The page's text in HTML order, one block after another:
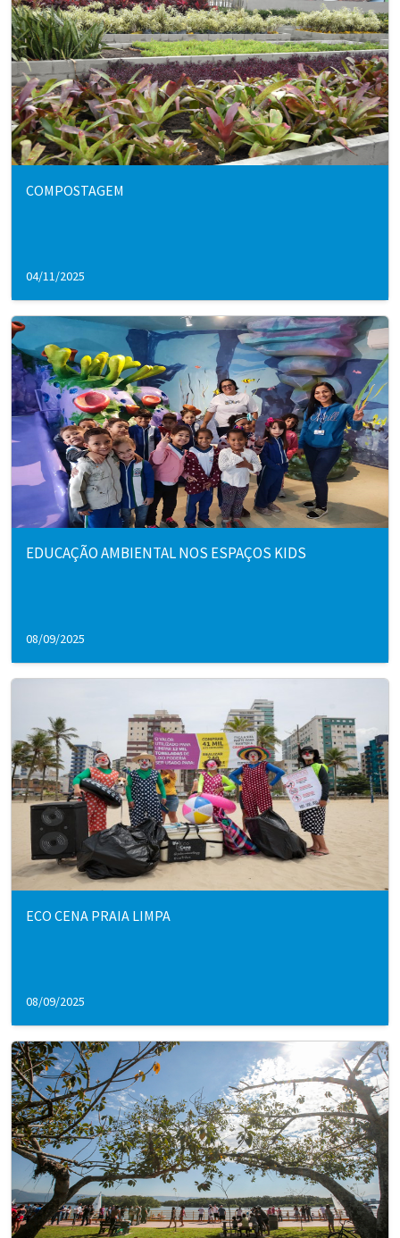
COMPOSTAGEM
04/11/2025
EDUCAÇÃO AMBIENTAL NOS ESPAÇOS KIDS
08/09/2025
ECO CENA PRAIA LIMPA
08/09/2025